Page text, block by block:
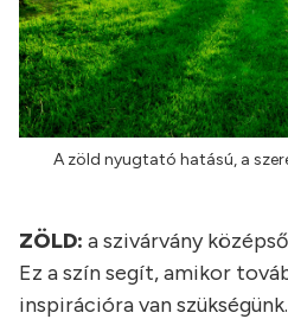
A zöld nyugtató hatású, a
ZÖLD: a szivárvány
Ez a szín segít, amikor
inspirációra van